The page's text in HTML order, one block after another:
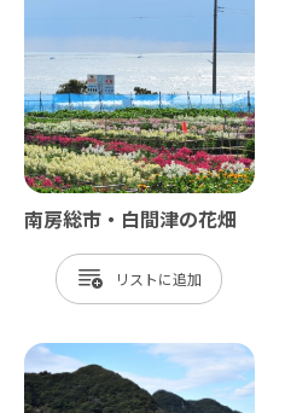
南房総市・白間津の花畑
リスト